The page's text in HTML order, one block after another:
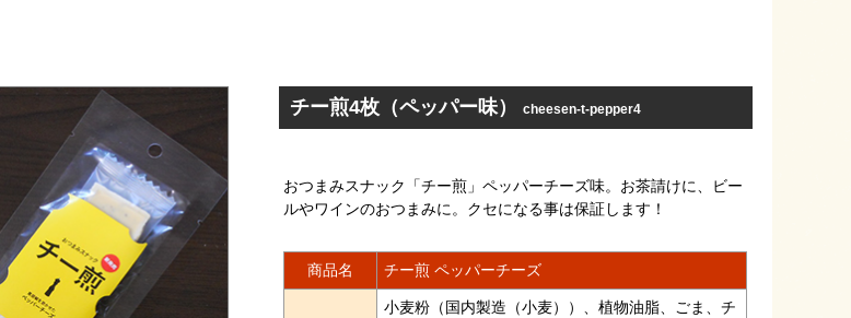
チー煎4枚（ペッパー味）cheesen-t-pepper4
おつまみスナック「チー煎」ペッパーチーズ味。お茶請けに、ビー
ルやワインのおつまみに。クセになる事は保証します！
商品名 チー煎 ペッパーチーズ
小麦粉（国内製造（小麦））、植物油脂、ごま、チ